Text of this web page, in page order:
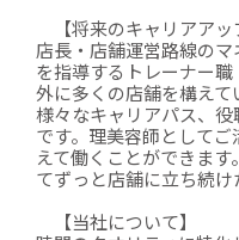
【将来のキャリアアッ
店長・店舗運営路線の
を指導するトレーナー
外に多くの店舗を構え
様々なキャリアパス、
です。理美容師として
えて働くことができま
てずっと店舗に立ち続け
【当社について】